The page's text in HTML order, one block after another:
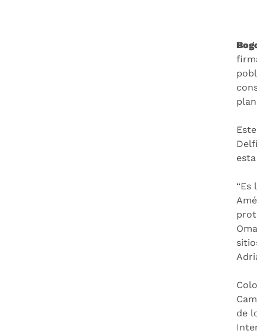
“Es
de